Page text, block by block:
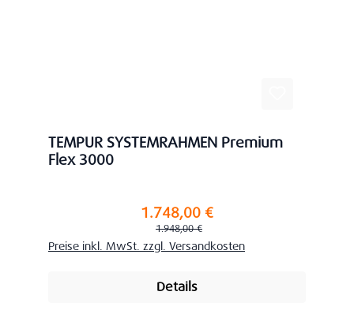
TEMPUR SYSTEMRAHMEN Premium
Flex 3000
Verkaufspreis:1.748,00 €
Regulärer Preis:
1.948,00 €
Preise inkl. MwSt. zzgl. Versandkosten
Details